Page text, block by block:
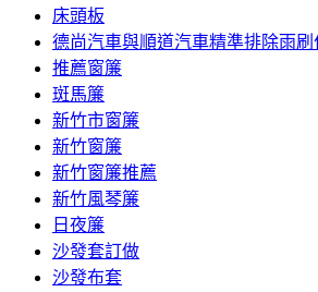
床頭板
德尚汽車與順道汽車精準排除雨刷
推薦窗簾
斑馬簾
新竹市窗簾
新竹窗簾
新竹窗簾推薦
新竹風琴簾
日夜簾
沙發套訂做
沙發布套